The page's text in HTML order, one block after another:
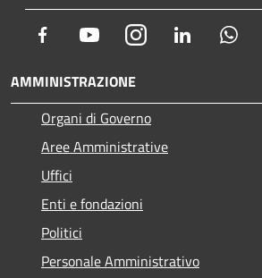
Facebook YoutubeInstagram LinkedIn
AMMINISTRAZIONE
Organi di Governo
Aree Amministrative
Uffici
Enti e fondazioni
Politici
Personale Amministrativo